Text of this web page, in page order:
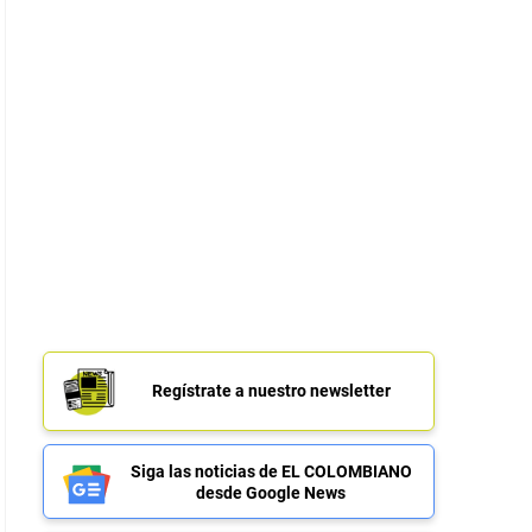
Regístrate a nuestro newsletter
Siga las noticias de EL COLOMBIANO
desde Google News